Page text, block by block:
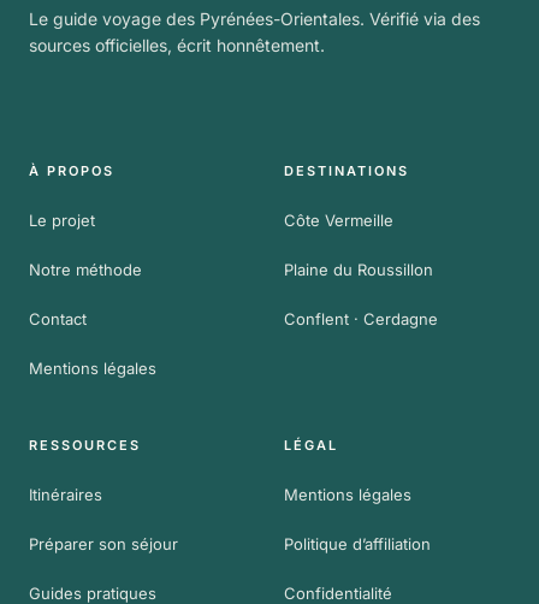
Le guide voyage des Pyrénées-Orientales. Vérifié via des
sources officielles, écrit honnêtement.
À PROPOS
Le projet
Notre méthode
Contact
Mentions légales
DESTINATIONS
Côte Vermeille
Plaine du Roussillon
Conflent · Cerdagne
RESSOURCES
Itinéraires
Préparer son séjour
Guides pratiques
LÉGAL
Mentions légales
Politique d’affiliation
Confidentialité